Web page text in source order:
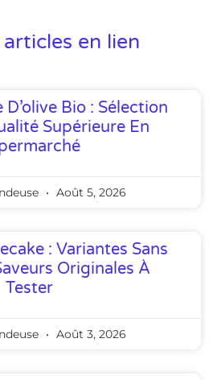
en lien
Bio : Sélection
Supérieure En
Août 5, 2026
: Variantes Sans
Originales À
Tester
Août 3, 2026